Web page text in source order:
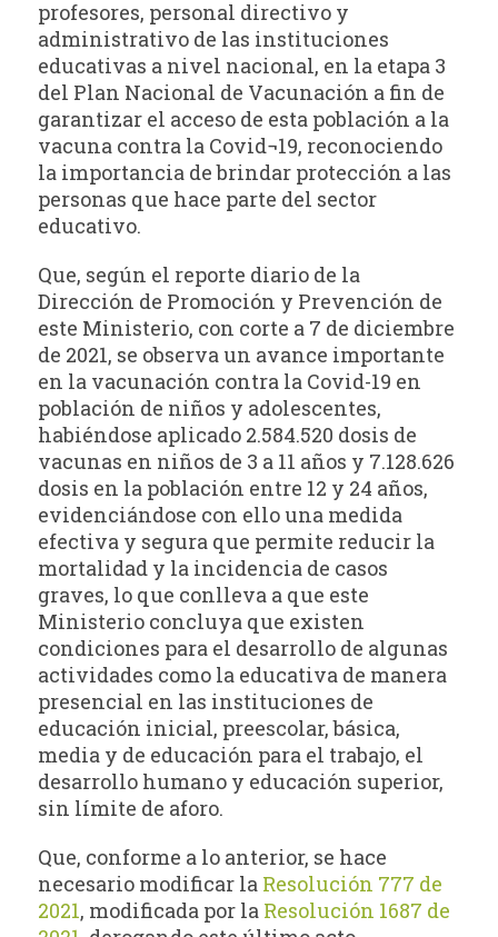
profesores, personal directivo y
administrativo de las instituciones
educativas a nivel nacional, en la etapa 3
del Plan Nacional de Vacunación a fin de
garantizar el acceso de esta población a la
vacuna contra la Covid¬19, reconociendo
la importancia de brindar protección a las
personas que hace parte del sector
educativo.
Que, según el reporte diario de la
Dirección de Promoción y Prevención de
este Ministerio, con corte a 7 de diciembre
de 2021, se observa un avance importante
en la vacunación contra la Covid-19 en
población de niños y adolescentes,
habiéndose aplicado 2.584.520 dosis de
vacunas en niños de 3 a 11 años y 7.128.626
dosis en la población entre 12 y 24 años,
evidenciándose con ello una medida
efectiva y segura que permite reducir la
mortalidad y la incidencia de casos
graves, lo que conlleva a que este
Ministerio concluya que existen
condiciones para el desarrollo de algunas
actividades como la educativa de manera
presencial en las instituciones de
educación inicial, preescolar, básica,
media y de educación para el trabajo, el
desarrollo humano y educación superior,
sin límite de aforo.
Que, conforme a lo anterior, se hace
necesario modificar la Resolución 777 de
2021, modificada por la Resolución 1687 de